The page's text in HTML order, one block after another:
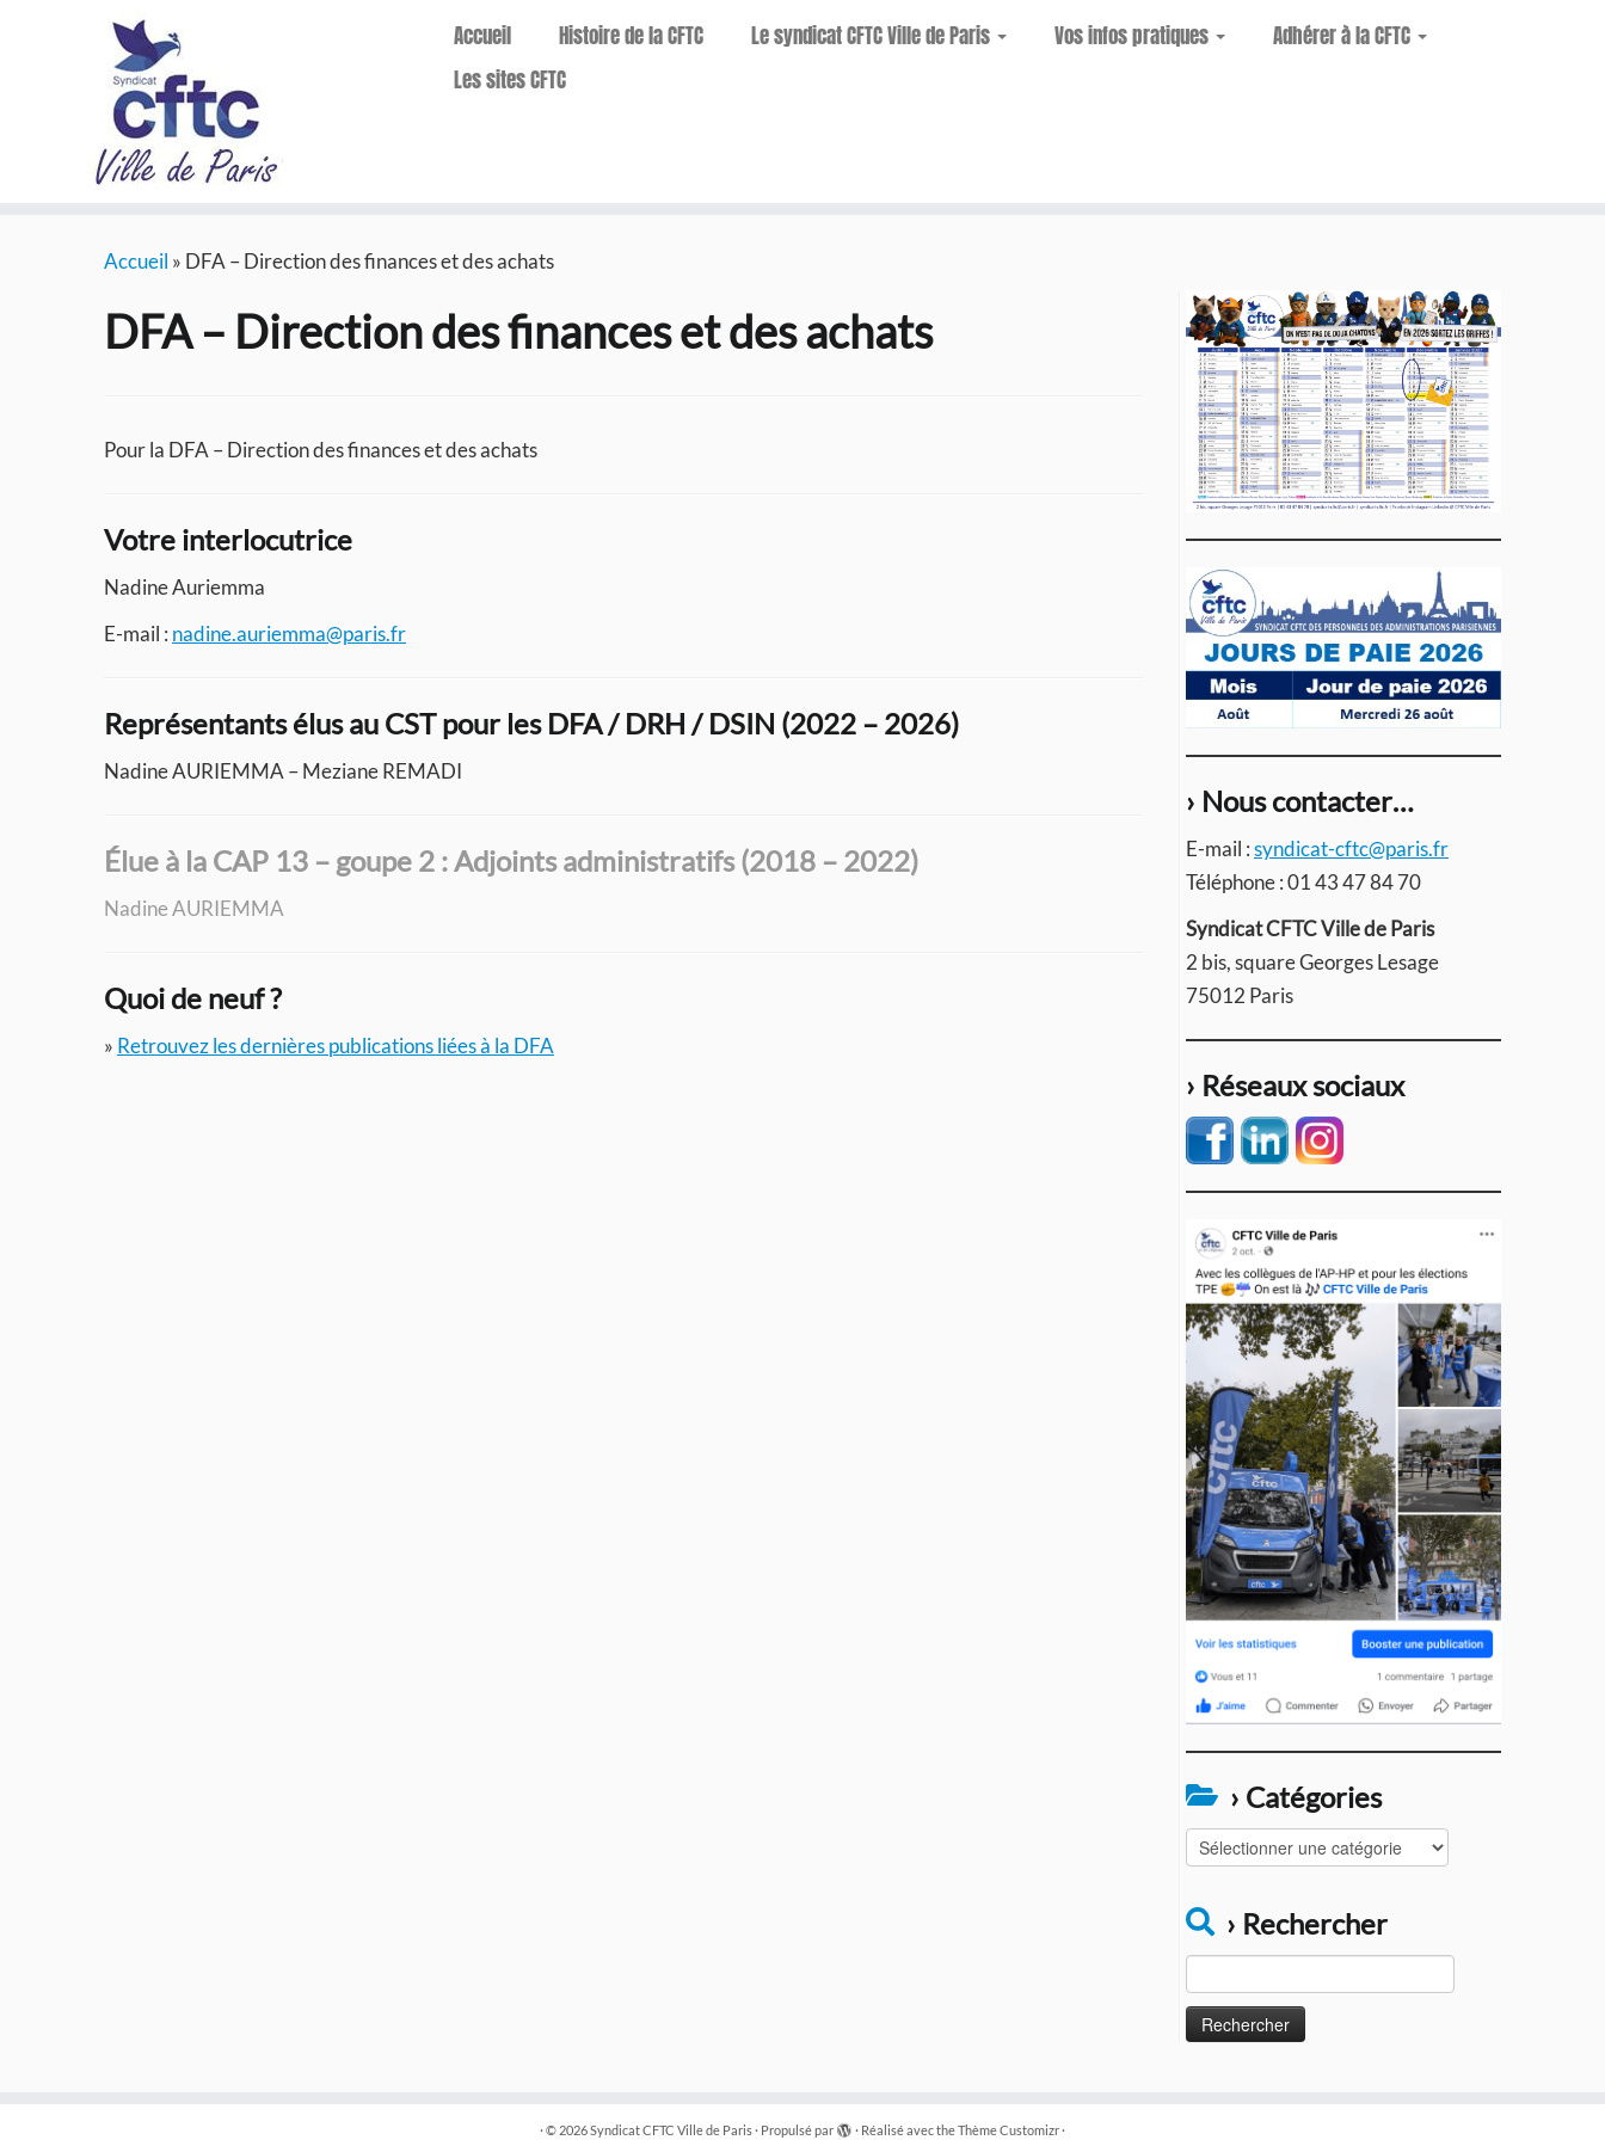
Accueil Histoire de la CFTC Le syndicat CFTC Ville de Paris Vos infos pratiques
Adhérer à la CFTC
Les sites CFTC
Accueil » DFA – Direction des finances et des achats
DFA – Direction des finances et des achats
Pour la DFA – Direction des finances et des achats
Votre interlocutrice
Nadine Auriemma
E-mail : nadine.auriemma@paris.fr
Représentants élus au CST pour les DFA / DRH / DSIN (2022 – 2026)
Nadine AURIEMMA – Meziane REMADI
Élue à la CAP 13 – goupe 2 : Adjoints administratifs (2018 – 2022)
Nadine AURIEMMA
Quoi de neuf ?
» Retrouvez les dernières publications liées à la DFA
› Nous contacter…
E-mail :syndicat-cftc@paris.fr
Téléphone : 01 43 47 84 70
Syndicat CFTC Ville de Paris
2 bis, square Georges Lesage
75012 Paris
› Réseaux sociaux
› Catégories
Catégories
› Rechercher
·© 2026Syndicat CFTC Ville de Paris· Propulsé par · Réalisé avec theThème Customizr·